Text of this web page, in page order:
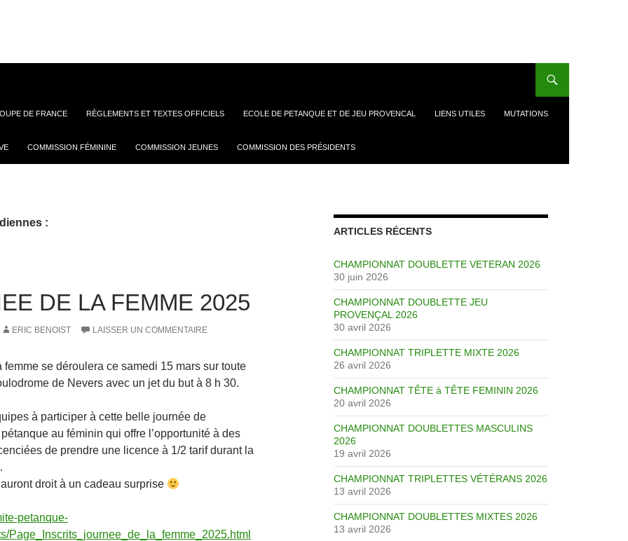
DE FRANCE RÈGLEMENTS ET TEXTES OFFICIELS ECOLE DE PETANQUE ET DE JEU PROVENCAL LIENS UTILES MUTATIONS
COMMISSION FÉMININE COMMISSION JEUNES COMMISSION DES PRÉSIDENTS
:
DE LA FEMME 2025
ERIC BENOIST LAISSER UN COMMENTAIRE
femme se déroulera ce samedi 15 mars sur toute
de Nevers avec un jet du but à 8 h 30.
à participer à cette belle journée de
au féminin qui offre l’opportunité à des
de prendre une licence à 1/2 tarif durant la
droit à un cadeau surprise
petanque-
Page_Inscrits_journee_de_la_femme_2025.html
ARTICLES RÉCENTS
CHAMPIONNAT DOUBLETTE VETERAN 2026
30 juin 2026
CHAMPIONNAT DOUBLETTE JEU
PROVENÇAL 2026
30 avril 2026
CHAMPIONNAT TRIPLETTE MIXTE 2026
26 avril 2026
CHAMPIONNAT TÊTE à TÊTE FEMININ 2026
20 avril 2026
CHAMPIONNAT DOUBLETTES MASCULINS
2026
19 avril 2026
CHAMPIONNAT TRIPLETTES VÉTÉRANS 2026
13 avril 2026
CHAMPIONNAT DOUBLETTES MIXTES 2026
13 avril 2026